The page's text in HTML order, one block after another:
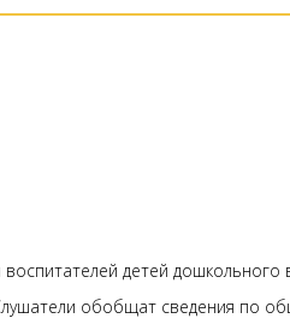
детей
обобщат сведения по